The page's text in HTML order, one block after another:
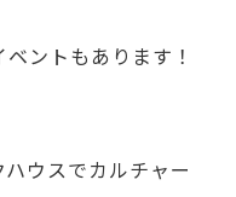
ントもあります！
ウスでカルチャー